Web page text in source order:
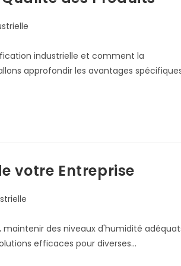
industrielle et comment la
approfondir les avantages
votre Entreprise
des niveaux d'humidité
efficaces pour diverses…